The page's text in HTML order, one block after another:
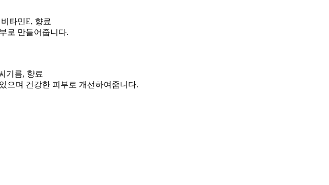
타민E, 향료
로 만들어줍니다.
기름, 향료
으며 건강한 피부로 개선하여줍니다.